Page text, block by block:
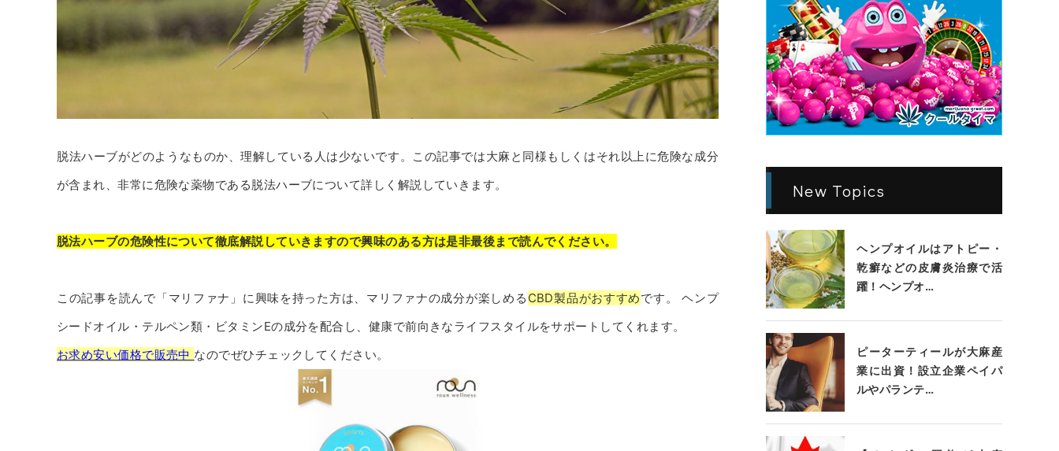
脱法ハーブがどのようなものか、理解している人は少ないです。この記事では大麻と同様もしくはそれ以上に危険な成分
が含まれ、非常に危険な薬物である脱法ハーブについて詳しく解説していきます。
脱法ハーブの危険性について徹底解説していきますので興味のある方は是非最後まで読んでください。
この記事を読んで「マリファナ」に興味を持った方は、マリファナの成分が楽しめる CBD製品がおすすめです。 ヘンプ
シードオイル・テルペン類・ビタミンEの成分を配合し、健康で前向きなライフスタイルをサポートしてくれます。
お求め安い価格で販売中 なのでぜひチェックしてください。
New Topics
ヘンプオイルはアトピー・
乾癬などの皮膚炎治療で活
躍！ヘンプオ…
ピーターティールが大麻産
業に出資！設立企業ペイパ
ルやパランテ…